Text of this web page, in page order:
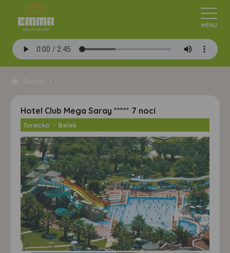
Hotel Club Mega Saray ***** 7 nocí
Turecko > Belek